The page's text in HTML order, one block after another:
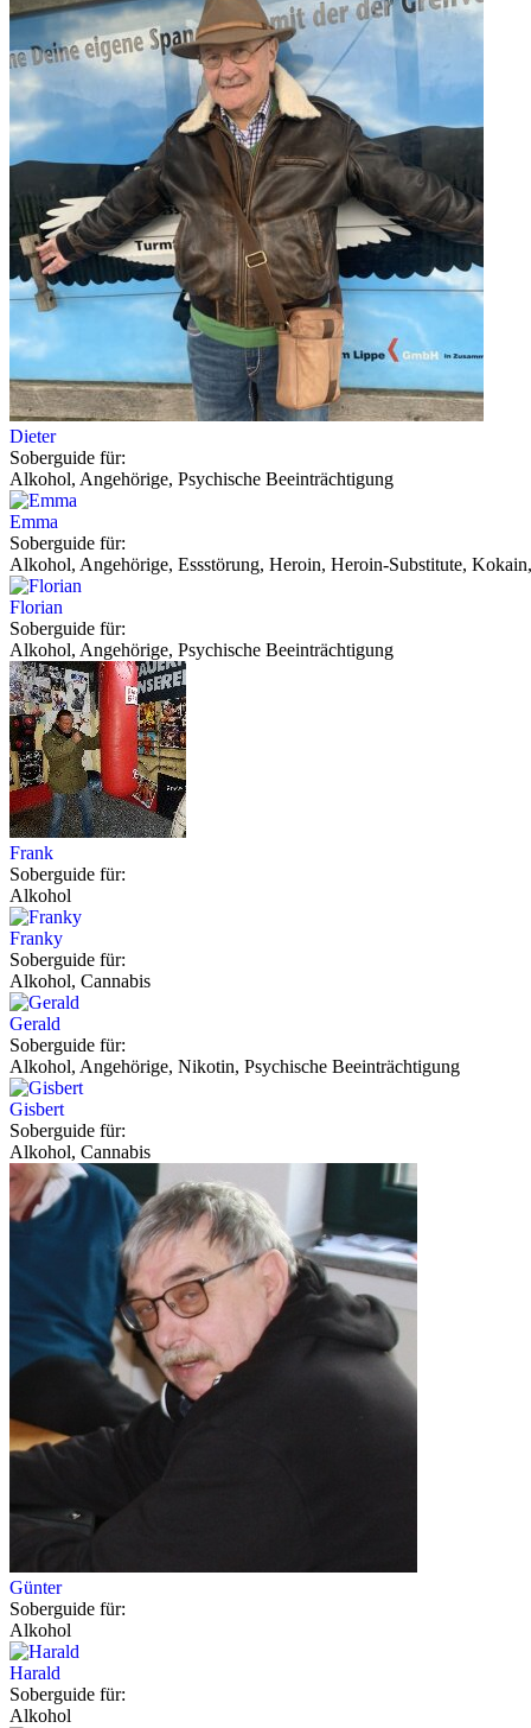
Dieter
Soberguide für:
Alkohol, Angehörige, Psychische Beeinträchtigung
Emma
Soberguide für:
Alkohol, Angehörige, Essstörung, Heroin, Heroin-Substitute,
Florian
Soberguide für:
Alkohol, Angehörige, Psychische Beeinträchtigung
Frank
Soberguide für:
Alkohol
Franky
Soberguide für:
Alkohol, Cannabis
Gerald
Soberguide für:
Alkohol, Angehörige, Nikotin, Psychische Beeinträchtigung
Gisbert
Soberguide für:
Alkohol, Cannabis
Günter
Soberguide für:
Alkohol
Harald
Soberguide für:
Alkohol